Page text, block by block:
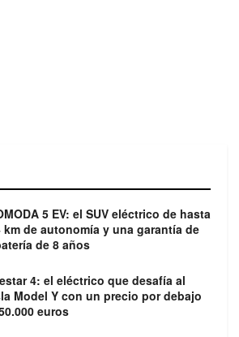
5 EV: el SUV eléctrico de hasta
km de autonomía y una garantía de
de 8 años
4: el eléctrico que desafía al
Model Y con un precio por debajo
euros